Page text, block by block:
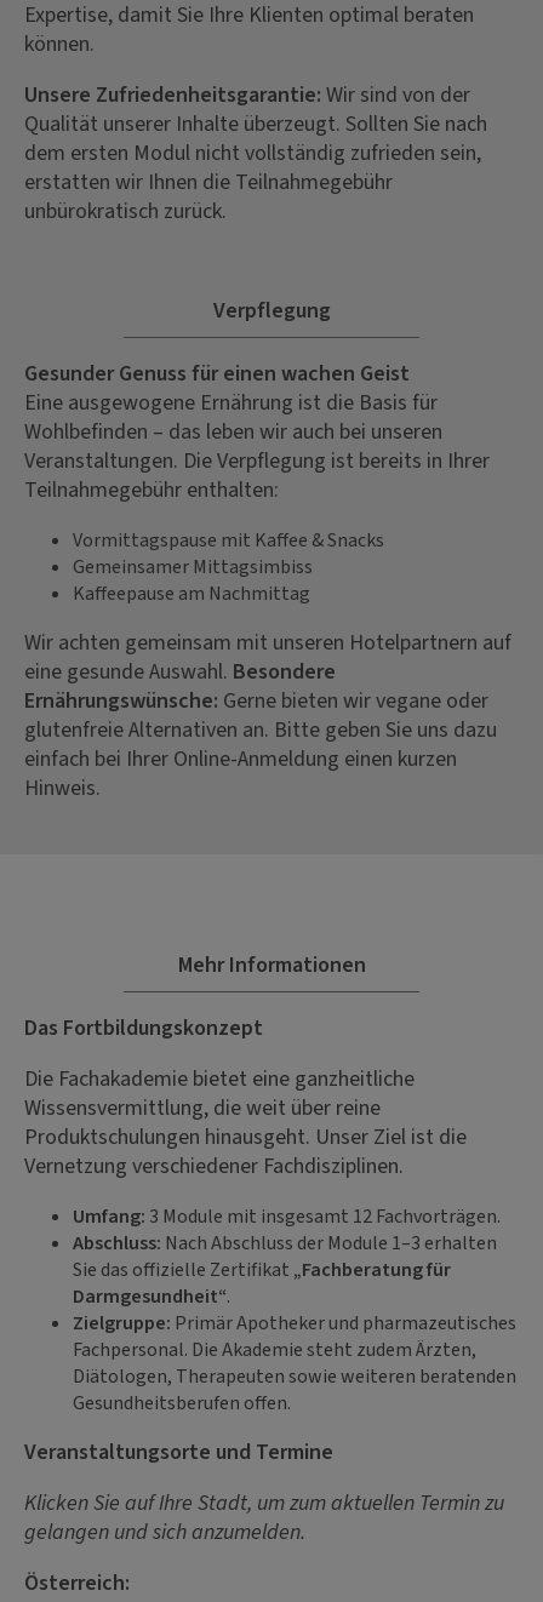
Expertise, damit Sie Ihre Klienten optimal beraten
können.
Unsere Zufriedenheitsgarantie: Wir sind von der
Qualität unserer Inhalte überzeugt. Sollten Sie nach
dem ersten Modul nicht vollständig zufrieden sein,
erstatten wir Ihnen die Teilnahmegebühr
unbürokratisch zurück.
Verpflegung
Gesunder Genuss für einen wachen Geist
Eine ausgewogene Ernährung ist die Basis für
Wohlbefinden – das leben wir auch bei unseren
Veranstaltungen. Die Verpflegung ist bereits in Ihrer
Teilnahmegebühr enthalten:
Vormittagspause mit Kaffee & Snacks
Gemeinsamer Mittagsimbiss
Kaffeepause am Nachmittag
Wir achten gemeinsam mit unseren Hotelpartnern auf
eine gesunde Auswahl. Besondere
Ernährungswünsche: Gerne bieten wir vegane oder
glutenfreie Alternativen an. Bitte geben Sie uns dazu
einfach bei Ihrer Online-Anmeldung einen kurzen
Hinweis.
Mehr Informationen
Das Fortbildungskonzept
Die Fachakademie bietet eine ganzheitliche
Wissensvermittlung, die weit über reine
Produktschulungen hinausgeht. Unser Ziel ist die
Vernetzung verschiedener Fachdisziplinen.
Umfang: 3 Module mit insgesamt 12 Fachvorträgen.
Abschluss: Nach Abschluss der Module 1–3 erhalten
Sie das offizielle Zertifikat „Fachberatung für
Darmgesundheit“.
Zielgruppe: Primär Apotheker und pharmazeutisches
Fachpersonal. Die Akademie steht zudem Ärzten,
Diätologen, Therapeuten sowie weiteren beratenden
Gesundheitsberufen offen.
Veranstaltungsorte und Termine
Klicken Sie auf Ihre Stadt, um zum aktuellen Termin zu
gelangen und sich anzumelden.
Österreich: